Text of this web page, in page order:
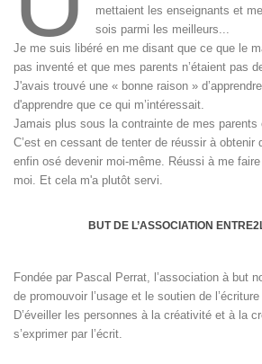
mettaient les enseignants et
sois parmi les meilleurs...
Je me suis libéré en me disant que ce que le
pas inventé et que mes parents n’étaient pas
J'avais trouvé une « bonne raison »
d'apprendre que ce qui m’intéressait.
Jamais plus sous la contrainte de mes parents
C’est en cessant de tenter de réussir à obtenir
enfin osé devenir moi-même. Réussi à me
moi. Et cela m'a plutôt servi.
BUT DE L’ASSOCIATION
Fondée par Pascal Perrat, l’association à but
de promouvoir l’usage et le soutien de
D’éveiller les personnes à la créativité et à la
s’exprimer par l’écrit.